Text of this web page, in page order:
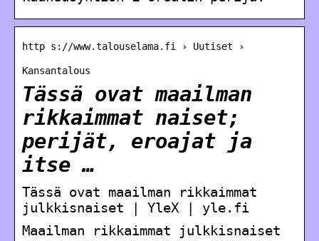
http s://www.talouselama.fi › Uutiset ›
Kansantalous
Tässä ovat maailman
rikkaimmat naiset;
perijät, eroajat ja
itse …
Tässä ovat maailman rikkaimmat
julkkisnaiset | YleX | yle.fi
Maailman rikkaimmat julkkisnaiset